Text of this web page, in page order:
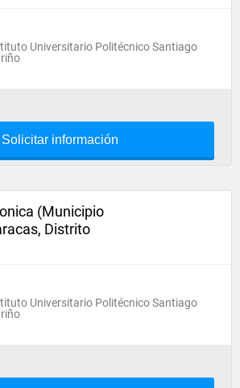
Universitario Politécnico Santiago
Solicitar información
(Municipio
Distrito
Universitario Politécnico Santiago